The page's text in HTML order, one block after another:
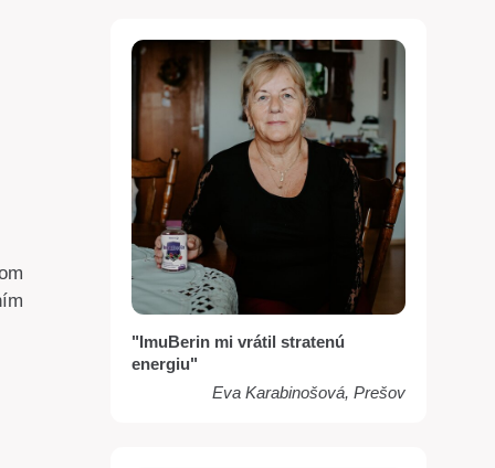
"ImuBerin mi vrátil stratenú
energiu"
Eva Karabinošová, Prešov